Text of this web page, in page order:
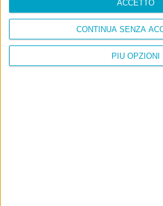
PIÙ OPZIONI
CONTINUA SENZA
ACCETTO